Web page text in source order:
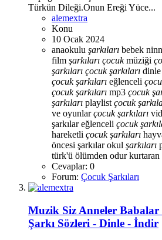
Türkün Dileği.Onun Ereği Yüce...
alemextra
Konu
10 Ocak 2024
anaokulu şarkıları bebek
film şarkıları çocukmüziği
şarkıları çocuk şarkıları dinle
çocuk şarkıları eğlenceli
çocuk şarkıları mp3 çocuk
şarkıları playlist çocuk
ve oyunlarçocuk şarkıları
şarkılareğlenceli çocuk
hareketli çocuk şarkıları
öncesi şarkılarokul şarkıları
türk'ü ölümden odur kurtaran
Cevaplar: 0
Forum: Çocuk Şarkıları
Muzik Siz Anneler Babalar
Şarkı Sözleri - Dinle - İndir